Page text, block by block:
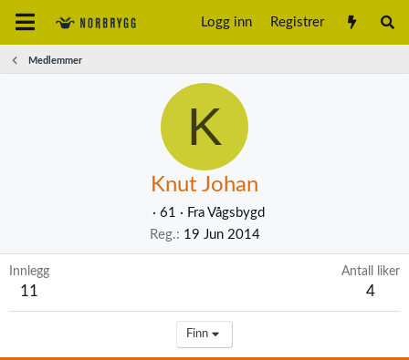
Logg inn Registrer
Medlemmer
K
Knut Johan
· 61 · Fra Vågsbygd
Reg.
19 Jun 2014
Innlegg
11
Antall liker
4
Finn